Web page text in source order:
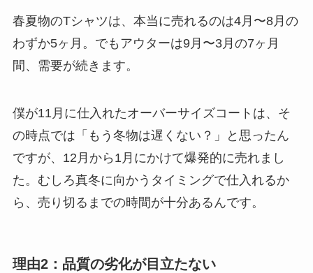
春夏物のTシャツは、本当に売れるのは4月〜8月の
わずか5ヶ月。でもアウターは9月〜3月の7ヶ月
間、需要が続きます。
僕が11月に仕入れたオーバーサイズコートは、そ
の時点では「もう冬物は遅くない？」と思ったん
ですが、12月から1月にかけて爆発的に売れまし
た。むしろ真冬に向かうタイミングで仕入れるか
ら、売り切るまでの時間が十分あるんです。
理由2：品質の劣化が目立たない